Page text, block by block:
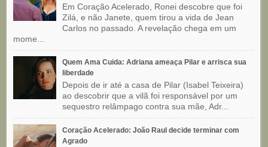
Em Coração Acelerado, Ronei descobre que foi
Zilá, e não Janete, quem tirou a vida de Jean
Carlos no passado. A revelação chega em um
mome...
Quem Ama Cuida: Adriana ameaça Pilar e arrisca sua
liberdade
Depois de ir até a casa de Pilar (Isabel Teixeira)
ao descobrir que a vilã foi responsável por um
sequestro relâmpago contra sua mãe, Adr...
Coração Acelerado: João Raul decide terminar com
Agrado